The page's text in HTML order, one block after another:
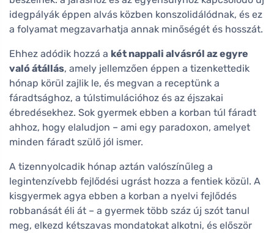
idegpályák éppen alvás közben konszolidálódnak, és ez
a folyamat megzavarhatja annak minőségét és hosszát.
Ehhez adódik hozzá a két nappali alvásról az egyre
való átállás, amely jellemzően éppen a tizenkettedik
hónap körül zajlik le, és megvan a receptünk a
fáradtsághoz, a túlstimulációhoz és az éjszakai
ébredésekhez. Sok gyermek ebben a korban túl fáradt
ahhoz, hogy elaludjon – ami egy paradoxon, amelyet
minden fáradt szülő jól ismer.
A tizennyolcadik hónap aztán valószínűleg a
legintenzívebb fejlődési ugrást hozza a fentiek közül. A
kisgyermek agya ebben a korban a nyelvi fejlődés
robbanását éli át – a gyermek több száz új szót tanul
meg, elkezd kétszavas mondatokat alkotni, és először